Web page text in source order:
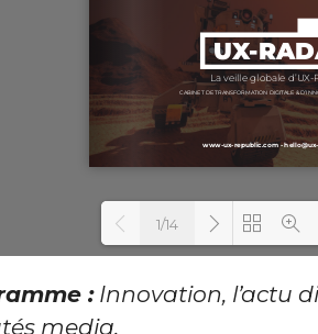
Loading PDF
1/14
:Innovation, l’actu
media.